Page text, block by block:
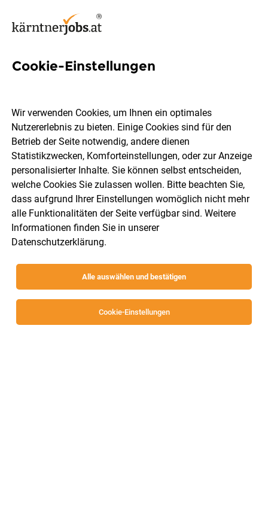
Ergotherapeutinnen/Ergothe
Teilzeitbeschäftigung
Landeskrankenanstalten-Betriebsgesellschaft –
KABEG
Hermagor Vollzeit Teilzeit
Cookie-Einstellungen
Wir verwenden Cookies, um Ihnen ein optimales
Nutzererlebnis zu bieten. Einige Cookies sind für den
Betrieb der Seite notwendig, andere dienen
Statistikzwecken, Komforteinstellungen, oder zur Anzeige
personalisierter Inhalte. Sie können selbst entscheiden,
welche Cookies Sie zulassen wollen. Bitte beachten Sie,
dass aufgrund Ihrer Einstellungen womöglich nicht mehr
alle Funktionalitäten der Seite verfügbar sind. Weitere
Informationen finden Sie in unserer
Datenschutzerklärung.
Alle auswählen und bestätigen
Cookie-Einstellungen